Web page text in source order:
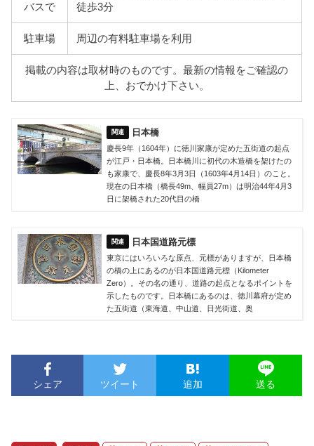
バスで
徒歩3分
駐車場 周辺の有料駐車場を利用
掲載の内容は取材時のものです。最新の情報をご確認の
上、おでかけ下さい。
日本橋
慶長9年（1604年）に徳川家康が定めた五街道の起点
が江戸・日本橋。日本橋川に初代の木造橋を架けたの
も家康で、慶長8年3月3日（1603年4月14日）のこと。
現在の日本橋（橋長49m、幅員27m）は明治44年4月3
日に架橋された20代目の橋
日本国道路元標
東京にはいろいろな原点、元標がありますが、日本橋
の橋の上にあるのが日本国道路元標（Kilometer
Zero）。その名の通り、道路の起点となるポイントを
示したものです。日本橋にあるのは、徳川幕府が定め
た五街道（東海道、中山道、日光街道、奥
シェア ツイート 追加 送る